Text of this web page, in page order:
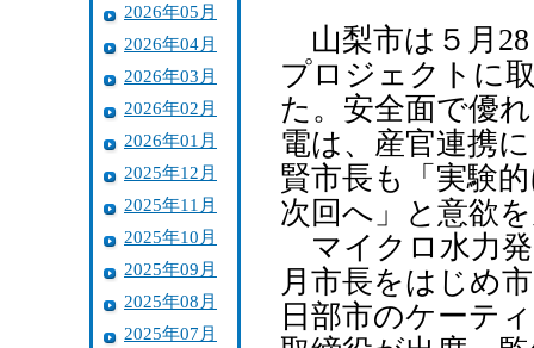
2026年05月
2026年04月
2026年03月
2026年02月
2026年01月
2025年12月
2025年11月
2025年10月
2025年09月
2025年08月
2025年07月
山梨市は５月28
プロジェクトに
た。安全面で優
電は、産官連携
賢市長も「実験
次回へ」と意欲
マイクロ水力
月市長をはじめ
日部市のケーテ